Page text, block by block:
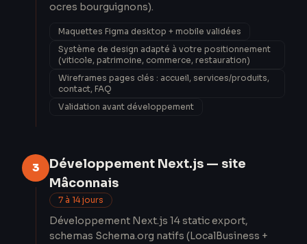
ocres bourguignons).
Maquettes Figma desktop + mobile validées
Système de design adapté à votre positionnement
(viticole, patrimoine, commerce, restauration)
Wireframes pages clés : accueil, services/produits,
contact, FAQ
Validation avant développement
3
Développement Next.js — site
Mâconnais
7 à 14 jours
Développement Next.js 14 static export,
schemas Schema.org natifs (LocalBusiness +